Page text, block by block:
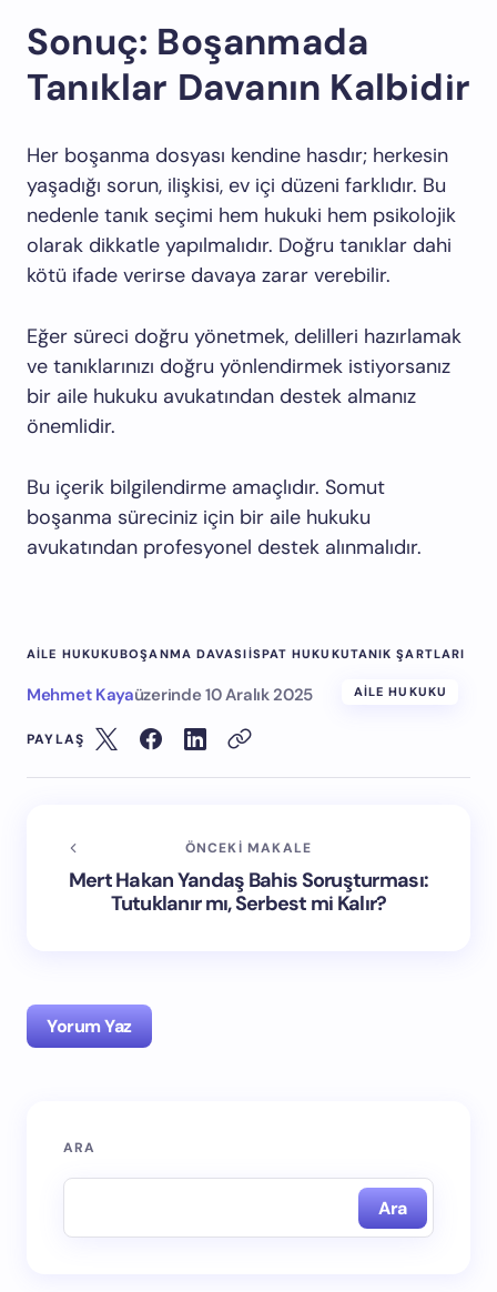
Sonuç: Boşanmada
Tanıklar Davanın Kalbidir
Her boşanma dosyası kendine hasdır; herkesin
yaşadığı sorun, ilişkisi, ev içi düzeni farklıdır. Bu
nedenle tanık seçimi hem hukuki hem psikolojik
olarak dikkatle yapılmalıdır. Doğru tanıklar dahi
kötü ifade verirse davaya zarar verebilir.
Eğer süreci doğru yönetmek, delilleri hazırlamak
ve tanıklarınızı doğru yönlendirmek istiyorsanız
bir aile hukuku avukatından destek almanız
önemlidir.
Bu içerik bilgilendirme amaçlıdır. Somut
boşanma süreciniz için bir aile hukuku
avukatından profesyonel destek alınmalıdır.
AILE HUKUKUBOŞANMA DAVASIISPAT HUKUKUTANIK ŞARTLARI
Mehmet Kayaüzerinde 10 Aralık 2025 AILE HUKUKU
PAYLAŞ
ÖNCEKI MAKALE
Mert Hakan Yandaş Bahis Soruşturması:
Tutuklanır mı, Serbest mi Kalır?
Yorum Yaz
ile işaretlenmişlerdir
İsim *
ARA
Ara